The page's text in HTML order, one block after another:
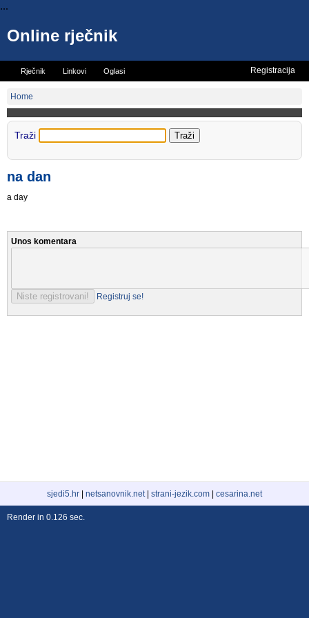
...
Online rječnik
Rječnik Linkovi Oglasi Registracija
Home
Traži
na dan
a day
Unos komentara
Registruj se!
sjedi5.hr netsanovnik.net| strani-jezik.com cesarina.net
Render in 0.126 sec.